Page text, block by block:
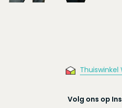
Thuiswinkel
Volg ons op